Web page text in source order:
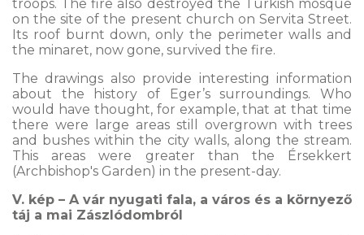
troops. The fire also destroyed the Turkish mosque
on the site of the present church on Servita Street.
Its roof burnt down, only the perimeter walls and
the minaret, now gone, survived the fire.
The drawings also provide interesting information
about the history of Eger’s surroundings. Who
would have thought, for example, that at that time
there were large areas still overgrown with trees
and bushes within the city walls, along the stream.
This areas were greater than the Érsekkert
(Archbishop's Garden) in the present-day.
V. kép – A vár nyugati fala, a város és a környező
táj a mai Zászlódombról